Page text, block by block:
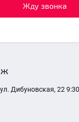
Жду звонка
Дибуновская, 22